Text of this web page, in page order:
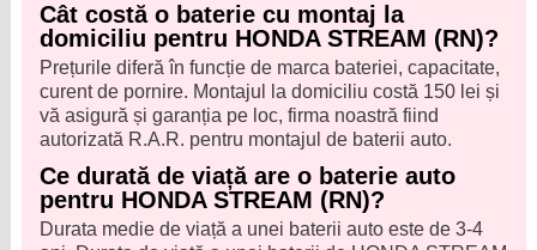
Cât costă o baterie cu montaj la
domiciliu pentru HONDA STREAM (RN)?
Prețurile diferă în funcție de marca bateriei, capacitate,
curent de pornire. Montajul la domiciliu costă 150 lei și
vă asigură și garanția pe loc, firma noastră fiind
autorizată R.A.R. pentru montajul de baterii auto.
Ce durată de viață are o baterie auto
pentru HONDA STREAM (RN)?
Durata medie de viață a unei baterii auto este de 3-4